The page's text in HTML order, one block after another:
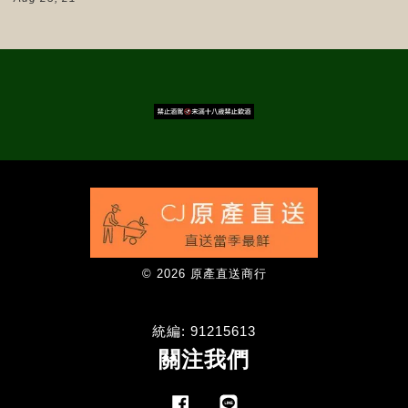
© 2026 原產直送商行
統編: 91215613
關注我們
Facebook